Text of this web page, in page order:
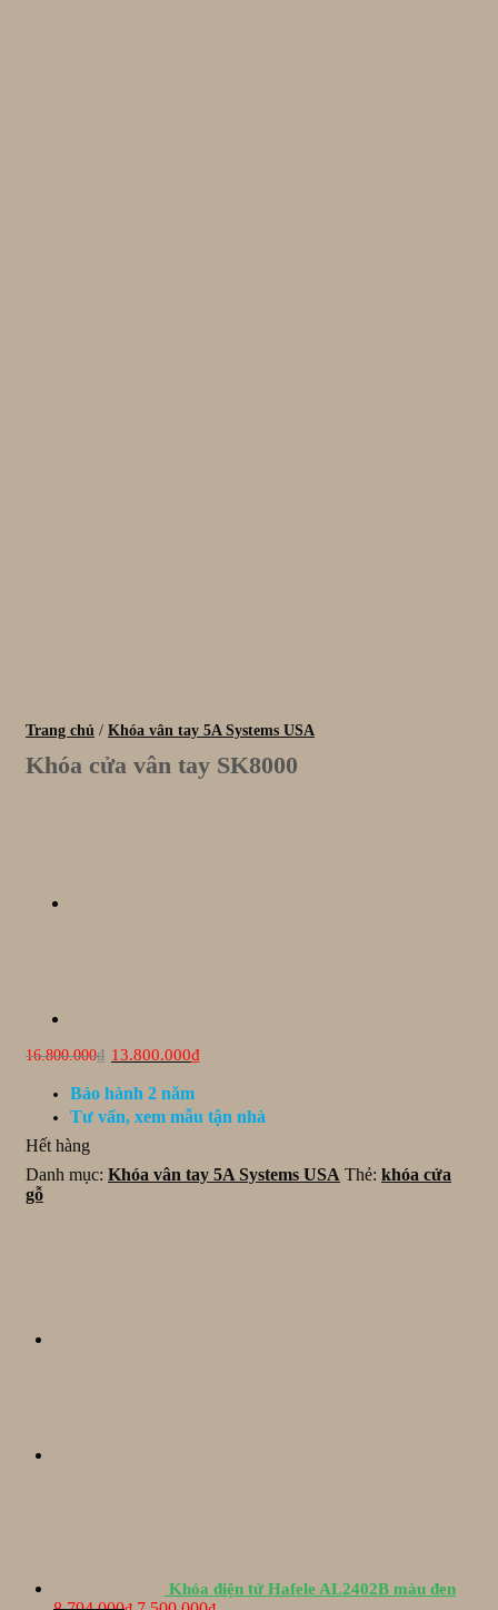
Trang chủ / Khóa vân tay 5A Systems USA
Khóa cửa vân tay SK8000
16.800.000₫
Giá
gốc
là:
16.800.000₫.
13.800.000₫Giá
hiện
13.800.000₫.
Bảo hành 2 năm
Tư vấn, xem mẫu tận nhà
Hết hàng
Danh mục: Khóa vân tay 5A Systems USA Thẻ: khóa cửa
gỗ
Khóa điện tử Hafele AL2402B màu đen